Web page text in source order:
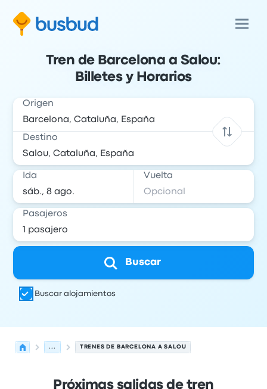
Tren de Barcelona a Salou:
Billetes y Horarios
Origen
Destino
Ida Vuelta
Pasajeros
Buscar
Buscar alojamientos
... TRENES DE BARCELONA A SALOU
Próximas salidas de tren